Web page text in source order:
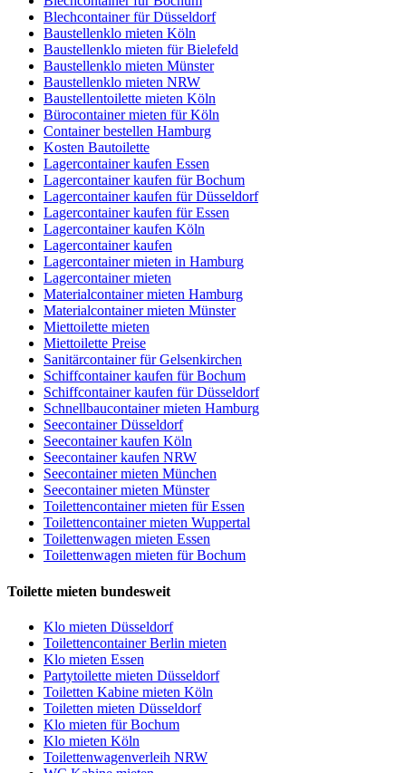
Blechcontainer für Düsseldorf
Baustellenklo mieten Köln
Baustellenklo mieten für Bielefeld
Baustellenklo mieten Münster
Baustellenklo mieten NRW
Baustellentoilette mieten Köln
Bürocontainer mieten für Köln
Container bestellen Hamburg
Kosten Bautoilette
Lagercontainer kaufen Essen
Lagercontainer kaufen für Bochum
Lagercontainer kaufen für Düsseldorf
Lagercontainer kaufen für Essen
Lagercontainer kaufen Köln
Lagercontainer kaufen
Lagercontainer mieten in Hamburg
Lagercontainer mieten
Materialcontainer mieten Hamburg
Materialcontainer mieten Münster
Miettoilette mieten
Miettoilette Preise
Sanitärcontainer für Gelsenkirchen
Schiffcontainer kaufen für Bochum
Schiffcontainer kaufen für Düsseldorf
Schnellbaucontainer mieten Hamburg
Seecontainer Düsseldorf
Seecontainer kaufen Köln
Seecontainer kaufen NRW
Seecontainer mieten München
Seecontainer mieten Münster
Toilettencontainer mieten für Essen
Toilettencontainer mieten Wuppertal
Toilettenwagen mieten Essen
Toilettenwagen mieten für Bochum
Toilette mieten bundesweit
Klo mieten Düsseldorf
Toilettencontainer Berlin mieten
Klo mieten Essen
Partytoilette mieten Düsseldorf
Toiletten Kabine mieten Köln
Toiletten mieten Düsseldorf
Klo mieten für Bochum
Klo mieten Köln
Toilettenwagenverleih NRW